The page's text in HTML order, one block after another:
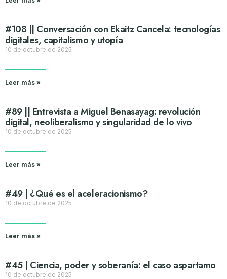
#108 || Conversación con Ekaitz Cancela: tecnologías
digitales, capitalismo y utopía
10 de octubre de 2025
Leer más »
#89 || Entrevista a Miguel Benasayag: revolución
digital, neoliberalismo y singularidad de lo vivo
10 de octubre de 2025
Leer más »
#49 | ¿Qué es el aceleracionismo?
10 de octubre de 2025
Leer más »
#45 | Ciencia, poder y soberanía: el caso aspartamo
10 de octubre de 2025